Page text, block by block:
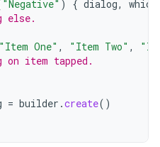
"Negative" ) { dialog,
which
else.
"Item One" , "Item Two" ,
on item tapped.
= builder .create()